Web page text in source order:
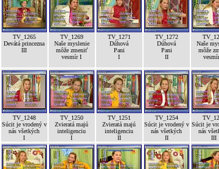
TV_1265
Devátá princezna
III
TV_1269
Naše myslenie
môže zmeniť
vesmír I
TV_1271
Dúhová
Pani
I
TV_1272
Dúhová
Pani
II
Naše
môže
TV_1248
Súcit je vrodený v
nás všetkých
I
TV_1250
Zvieratá majú
inteligenciu
I
TV_1251
Zvieratá majú
inteligenciu
II
TV_1254
Súcit je vrodený v
nás všetkých
II
Súcit je
nás
III